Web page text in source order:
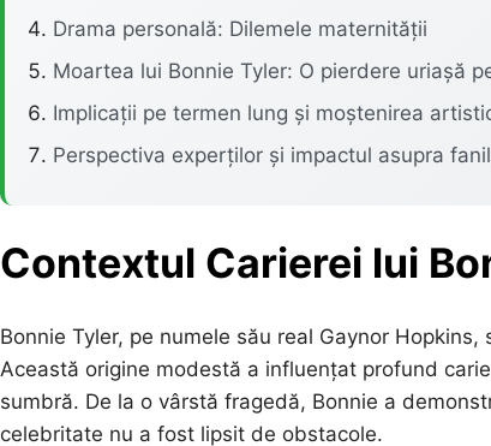
Drama personală: Dilemele maternității
Moartea lui Bonnie Tyler: O pierdere uriașă
Implicații pe termen lung și moștenirea
Perspectiva experților și impactul asupra
Contextul Carierei lui
Bonnie Tyler, pe numele său real Gaynor
Această origine modestă a influențat profund
sumbră. De la o vârstă fragedă, Bonnie a
celebritate nu a fost lipsit de obstacole.